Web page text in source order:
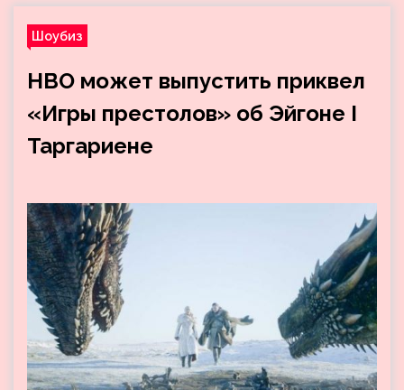
Шоубиз
HBO может выпустить приквел
«Игры престолов» об Эйгоне I
Таргариене